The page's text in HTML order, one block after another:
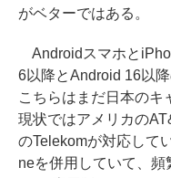
がベターではある。
Androidスマホと
6以降とAndroid 16以
こちらはまだ日本のキ
現状ではアメリカの
のTelekomが対応して
neを併用していて、頻